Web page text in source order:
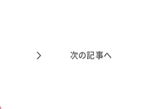
次の記事へ